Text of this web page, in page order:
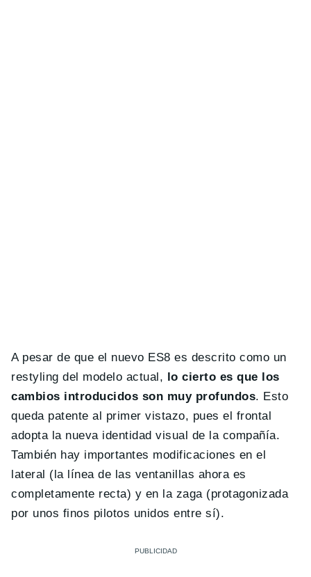
A pesar de que el nuevo ES8 es descrito como un
restyling del modelo actual,
lo cierto es que los
cambios introducidos son muy profundos. Esto
queda patente al primer vistazo, pues el frontal
adopta la nueva identidad visual de la compañía.
También hay importantes modificaciones en el
lateral (la línea de las ventanillas ahora es
completamente recta) y en la zaga (protagonizada
por unos finos pilotos unidos entre sí).